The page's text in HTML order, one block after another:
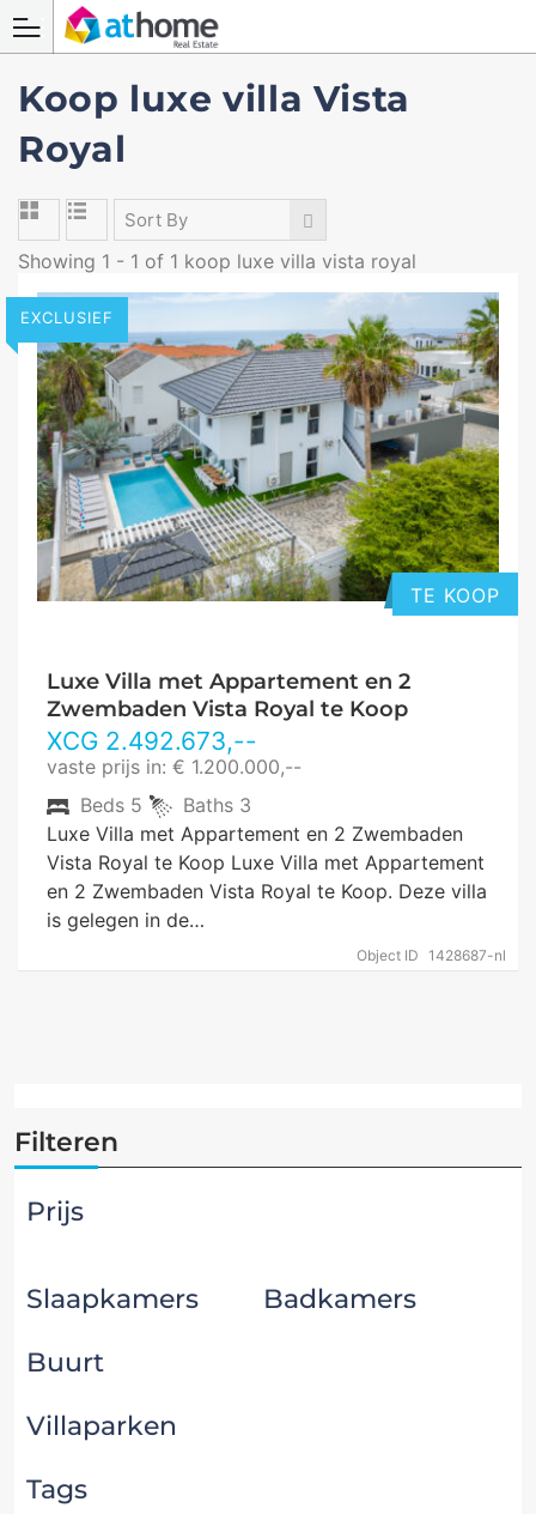
Koop luxe villa Vista
Royal
Sort By
Showing 1 - 1 of 1 koop luxe villa vista royal
EXCLUSIEF
TE KOOP
Luxe Villa met Appartement en 2
Zwembaden Vista Royal te Koop
XCG 2.492.673,--
vaste prijs in: € 1.200.000,--
Object ID 1428687-nl
Beds 5 Baths 3
Luxe Villa met Appartement en 2 Zwembaden
Vista Royal te Koop Luxe Villa met Appartement
en 2 Zwembaden Vista Royal te Koop. Deze villa
is gelegen in de…
Filteren
Prijs
Slaapkamers
Badkamers
Buurt
Villaparken
Tags